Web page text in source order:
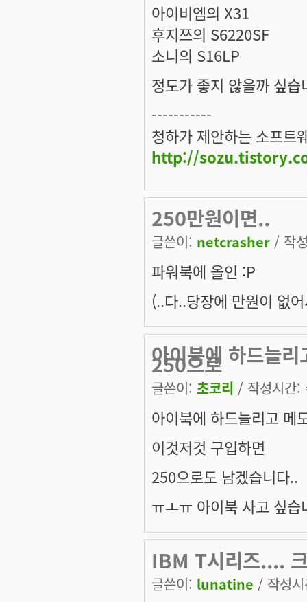
아이비엠의 X31
후지쯔의 S6220SF
소니의 S16LP
정도가 좋지 않을까 싶
-----------
청하가 제안하는 소프트
http://
250만원이면..
글쓴이: netcrasher / 작
파워북에 올인 :P
(..다..당장에 만원이 없
아이북에 하드늘
250으로
글쓴이: 초코리 / 작성시간
아이북에 하드늘리고 메
이것저것 구입하면
250으로도 남겠습니다..
ㅠㅗㅠ 아이북 사고 싶습
IBM T시리즈....
글쓴이: lunatine / 작성